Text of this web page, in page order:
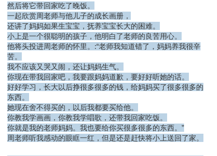
然后将它带回家吃了晚饭。
一起欣赏周老师与他儿子的成长画册，
还讲了妈妈如果生宝宝，抚养宝宝长大的困难。
小上是一个很聪明的孩子，他明白了老师的良苦用心。
他将头投进周老师的怀里。:“老师我知道错了，妈妈养我很辛
苦。
我不应该又哭又闹，还让妈妈生气。
你现在带我回家吧，我要跟妈妈道歉，要好好听她的话。
好好学习，长大以后挣很多很多的钱，给妈妈买了很多很多的
东西。
她现在舍不得买的，以后我都要买给他。
你教我学画画，你教我学唱歌，还带我回家吃饭。
你就是我的老师妈妈。我也要给你买很多很多的东西。”
周老师听我感动的眼眶一红，但是还是赶快将小上送回了家。